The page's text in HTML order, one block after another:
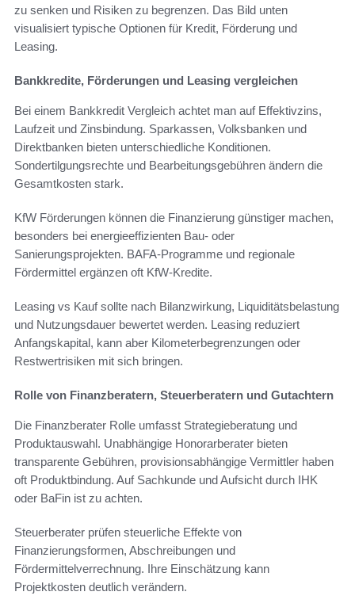
zu senken und Risiken zu begrenzen. Das Bild unten
visualisiert typische Optionen für Kredit, Förderung und
Leasing.
Bankkredite, Förderungen und Leasing vergleichen
Bei einem Bankkredit Vergleich achtet man auf Effektivzins,
Laufzeit und Zinsbindung. Sparkassen, Volksbanken und
Direktbanken bieten unterschiedliche Konditionen.
Sondertilgungsrechte und Bearbeitungsgebühren ändern die
Gesamtkosten stark.
KfW Förderungen können die Finanzierung günstiger machen,
besonders bei energieeffizienten Bau- oder
Sanierungsprojekten. BAFA-Programme und regionale
Fördermittel ergänzen oft KfW-Kredite.
Leasing vs Kauf sollte nach Bilanzwirkung, Liquiditätsbelastung
und Nutzungsdauer bewertet werden. Leasing reduziert
Anfangskapital, kann aber Kilometerbegrenzungen oder
Restwertrisiken mit sich bringen.
Rolle von Finanzberatern, Steuerberatern und Gutachtern
Die Finanzberater Rolle umfasst Strategieberatung und
Produktauswahl. Unabhängige Honorarberater bieten
transparente Gebühren, provisionsabhängige Vermittler haben
oft Produktbindung. Auf Sachkunde und Aufsicht durch IHK
oder BaFin ist zu achten.
Steuerberater prüfen steuerliche Effekte von
Finanzierungsformen, Abschreibungen und
Fördermittelverrechnung. Ihre Einschätzung kann
Projektkosten deutlich verändern.